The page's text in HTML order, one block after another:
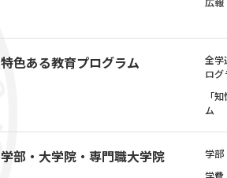
特色ある教育プログラム
全学
ログ
「
ム
学部・大学院・専門職大学院 学部
学費